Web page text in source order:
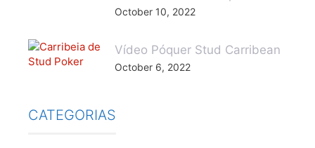
October 10, 2022
Vídeo Póquer Stud Carribean
October 6, 2022
CATEGORIAS